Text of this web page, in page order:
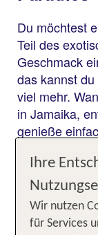
Du möchtest
Teil des
Geschmack
das kannst
viel mehr.
in Jamaika,
genieße
oder Aruba.
nächster
Jetzt
Ihre
Wir nutzen
für Services